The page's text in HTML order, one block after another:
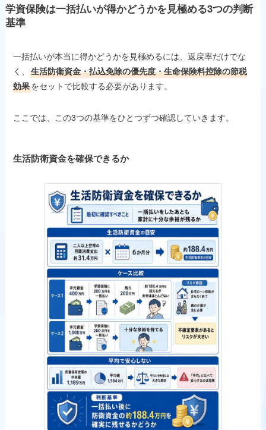
学資保険は一括払いが得かどうかを見極める3つの判断
基準
一括払いが本当に得かどうかを見極めるには、返戻率だけでな
く、生活防衛資金・払込免除の優先度・生命保険料控除の節税
効果をセットで比較する必要があります。
ここでは、この3つの基準をひとつずつ確認していきます。
生活防衛資金を確保できるか